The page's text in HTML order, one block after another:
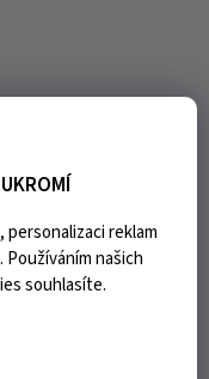
reklam
našich
souhlasíte.